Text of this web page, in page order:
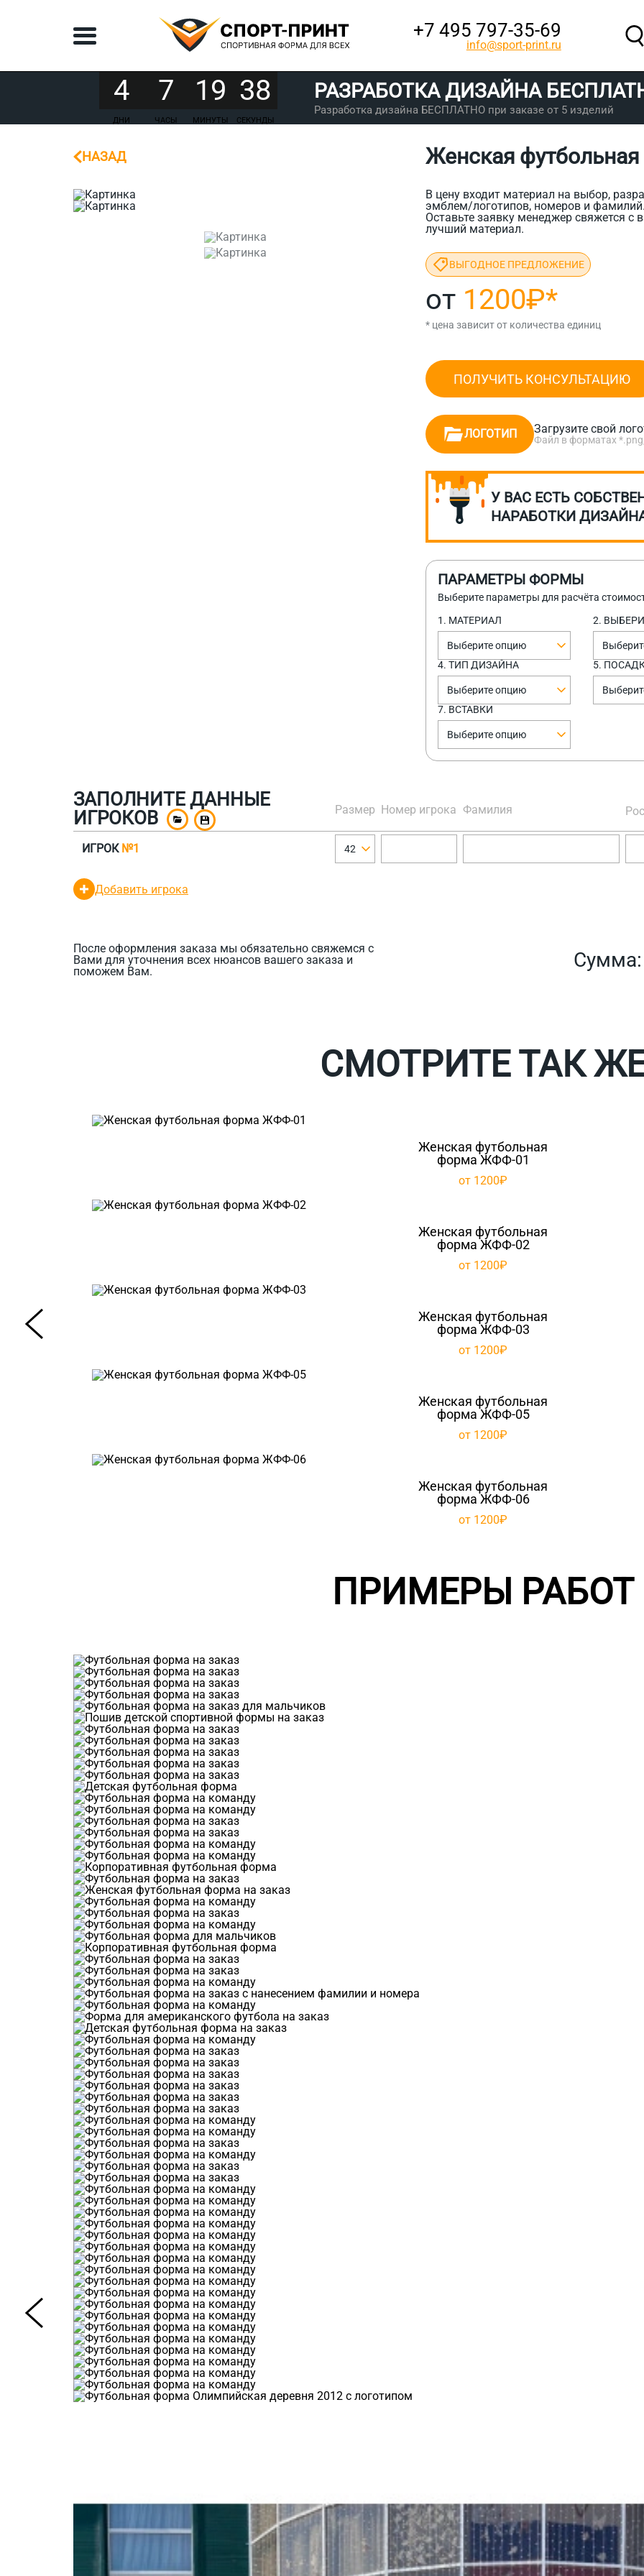
+7 495 797‑35-69
info@sport-print.ru
4
ДНИ
7
ЧАСЫ
19
МИНУТЫ
38
СЕКУНДЫ
РАЗРАБОТКА ДИЗАЙНА
Разработка дизайна БЕСПЛАТНО при заказе от 5 изделий
НАЗАД Женская
В цену входит материал на выбор,
эмблем/логотипов, номеров и
Оставьте заявку менеджер свяжется с
лучший материал.
ВЫГОДНОЕ ПРЕДЛОЖЕНИЕ
от 1200₽*
* цена зависит от количества единиц
ПОЛУЧИТЬ КОНСУЛЬТАЦИЮ
ЛОГОТИП Загрузите свой
Файл в форматах
У ВАС ЕСТЬ
НАРАБОТКИ
ПАРАМЕТРЫ ФОРМЫ
Выберите параметры для расчёта
1. МАТЕРИАЛ
Выберите опцию
2.
4. ТИП ДИЗАЙНА
Выберите опцию
5.
7. ВСТАВКИ
Выберите опцию
ЗАПОЛНИТЕ ДАННЫЕ
ИГРОКОВ
Размер Номер игрока Фамилия
ИГРОК №1 42
Добавить игрока
После оформления заказа мы обязательно свяжемся с
Вами для уточнения всех нюансов вашего заказа и
поможем Вам.
СМОТРИТЕ ТАК
Женская футбольная
форма ЖФФ-01
от 1200₽
Женская футбольная
форма ЖФФ-02
от 1200₽
Женская футбольная
форма ЖФФ-03
от 1200₽
Женская футбольная
форма ЖФФ-05
от 1200₽
Женская футбольная
форма ЖФФ-06
от 1200₽
ПРИМЕРЫ РАБОТ